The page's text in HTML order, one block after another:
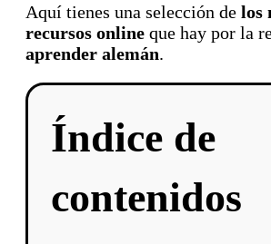
Aquí tienes una selección de los
recursos online que hay por la
aprender alemán.
Índice de
contenidos